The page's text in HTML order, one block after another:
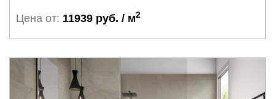
Цена от: 11939 руб. / м2